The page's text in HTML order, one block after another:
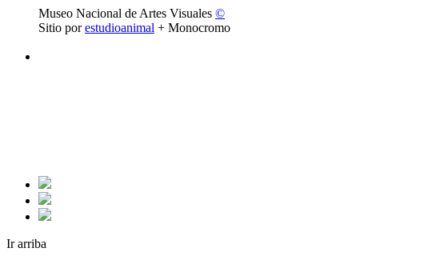
Museo Nacional de Artes Visuales ©
Sitio porestudioanimal + Monocromo
Ir arriba